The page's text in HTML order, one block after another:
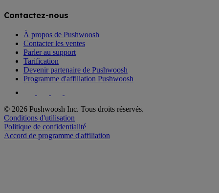
Contactez-nous
À propos de Pushwoosh
Contacter les ventes
Parler au support
Tarification
Devenir partenaire de Pushwoosh
Programme d'affiliation Pushwoosh
© 2026 Pushwoosh Inc. Tous droits réservés.
Conditions d'utilisation
Politique de confidentialité
Accord de programme d'affiliation